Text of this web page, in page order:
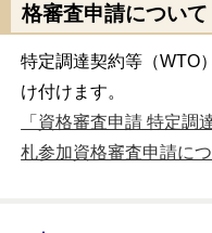
格審査申請について
特定調達契約等（WTO
け付けます。
「資格審査申請 特定調
札参加資格審査申請に